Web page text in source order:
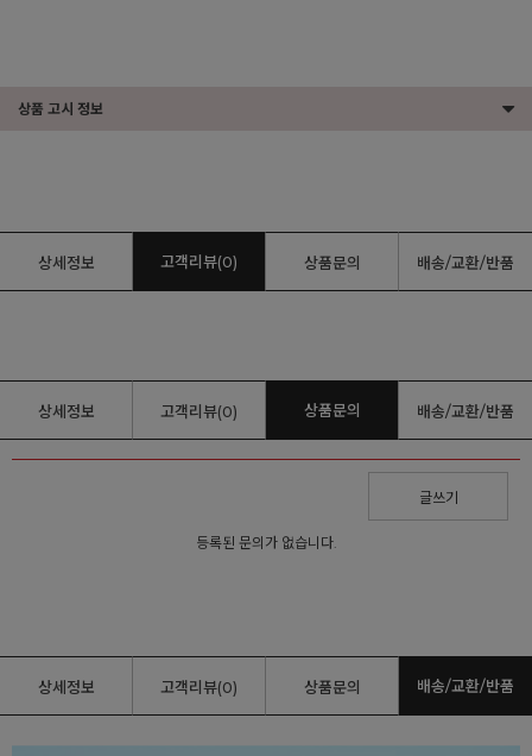
상품 고시 정보
상세정보 고객리뷰(0) 상품문의 배송/교환/반품
상세정보 고객리뷰(0) 상품문의 배송/교환/반품
글쓰기
등록된 문의가 없습니다.
상세정보 고객리뷰(0) 상품문의 배송/교환/반품